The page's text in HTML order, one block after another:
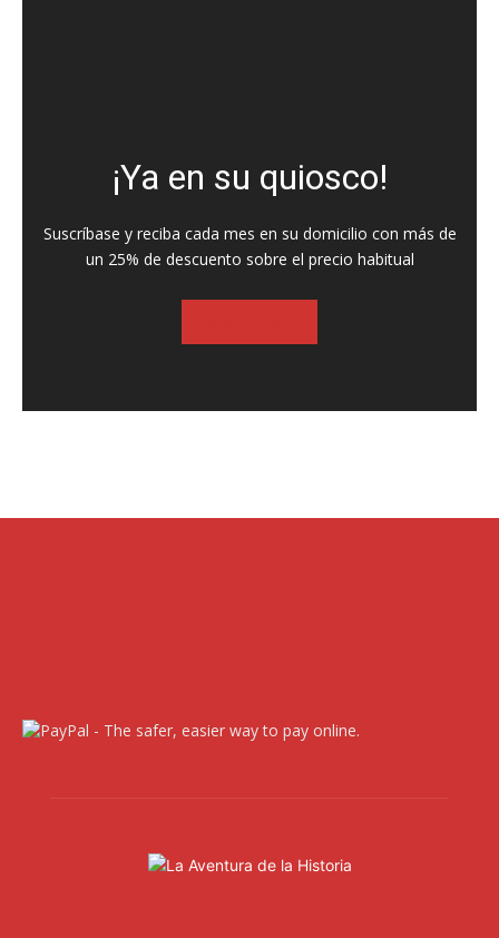
¡Ya en su quiosco!
Suscríbase y reciba cada mes en su domicilio con más de
un 25% de descuento sobre el precio habitual